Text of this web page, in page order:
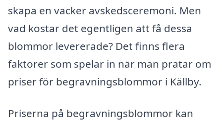
skapa en vacker avskedsceremoni. Men
vad kostar det egentligen att få dessa
blommor levererade? Det finns flera
faktorer som spelar in när man pratar om
priser för begravningsblommor i Källby.
Priserna på begravningsblommor kan